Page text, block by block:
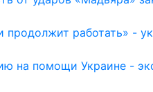
работать» -
на помощи Украине -